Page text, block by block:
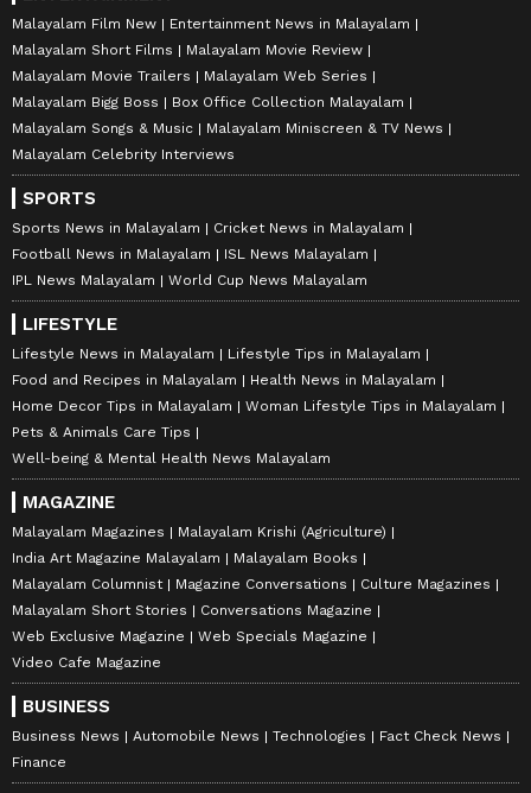
Malayalam Film New
Entertainment News in Malayalam
Malayalam Short Films
Malayalam Movie Review
Malayalam Movie Trailers
Malayalam Web Series
Malayalam Bigg Boss
Box Office Collection Malayalam
Malayalam Songs & Music
Malayalam Miniscreen & TV News
Malayalam Celebrity Interviews
SPORTS
Sports News in Malayalam
Cricket News in Malayalam
Football News in Malayalam
ISL News Malayalam
IPL News Malayalam
World Cup News Malayalam
LIFESTYLE
Lifestyle News in Malayalam
Lifestyle Tips in Malayalam
Food and Recipes in Malayalam
Health News in Malayalam
Home Decor Tips in Malayalam
Woman Lifestyle Tips in Malayalam
Pets & Animals Care Tips
Well-being & Mental Health News Malayalam
MAGAZINE
Malayalam Magazines
Malayalam Krishi (Agriculture)
India Art Magazine Malayalam
Malayalam Books
Malayalam Columnist
Magazine Conversations
Culture Magazines
Malayalam Short Stories
Conversations Magazine
Web Exclusive Magazine
Web Specials Magazine
Video Cafe Magazine
BUSINESS
Business News Automobile News Technologies
Fact Check News
Finance